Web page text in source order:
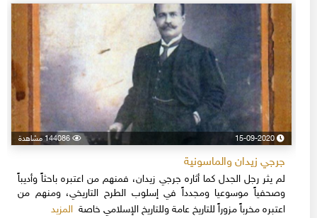
15-09-2020 144086 مشاهدة
جرجي زيدان والماسونية
لم يثر رجل الجدل كما أثاره جرجي زيدان، فمنهم من اعتبره باحثاً وأديباً
وصحفياً موسوعيا ومجدداً في إسلوب الطرح التاريخي، ومنهم من
اعتبره مخرباً مزوراً للتاريخ عامة وللتاريخ الإسلامي خاصةالمزيد